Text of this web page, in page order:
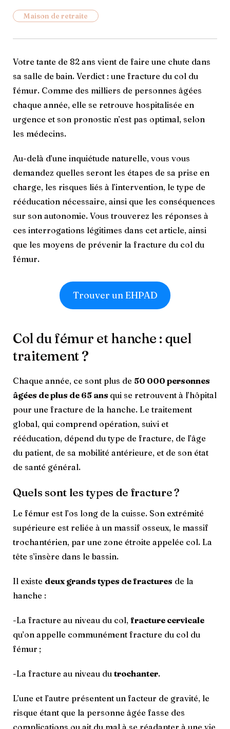
Maison de retraite
Votre tante de 82 ans vient de faire une chute dans
sa salle de bain. Verdict : une fracture du col du
fémur. Comme des milliers de personnes âgées
chaque année, elle se retrouve hospitalisée en
urgence et son pronostic n’est pas optimal, selon
les médecins.
Au-delà d’une inquiétude naturelle, vous vous
demandez quelles seront les étapes de sa prise en
charge, les risques liés à l’intervention, le type de
rééducation nécessaire, ainsi que les conséquences
sur son autonomie. Vous trouverez les réponses à
ces interrogations légitimes dans cet article, ainsi
que les moyens de prévenir la fracture du col du
fémur.
Trouver un EHPAD
Col du fémur et hanche : quel
traitement ?
Chaque année, ce sont plus de 50 000 personnes
âgées de plus de 65 ans qui se retrouvent à l’hôpital
pour une fracture de la hanche. Le traitement
global, qui comprend opération, suivi et
rééducation, dépend du type de fracture, de l’âge
du patient, de sa mobilité antérieure, et de son état
de santé général.
Quels sont les types de fracture ?
Le fémur est l’os long de la cuisse. Son extrémité
supérieure est reliée à un massif osseux, le massif
trochantérien, par une zone étroite appelée col. La
tête s’insère dans le bassin.
Il existe deux grands types de fractures de la
hanche :
-La fracture au niveau du col, fracture cervicale
qu’on appelle communément fracture du col du
fémur ;
-La fracture au niveau du trochanter.
L’une et l’autre présentent un facteur de gravité, le
risque étant que la personne âgée fasse des
complications ou ait du mal à se réadapter à une vie